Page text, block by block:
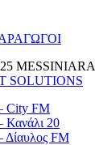
SOLUTIONS
– City FM
Κανάλι 20
Δίαυλος FM